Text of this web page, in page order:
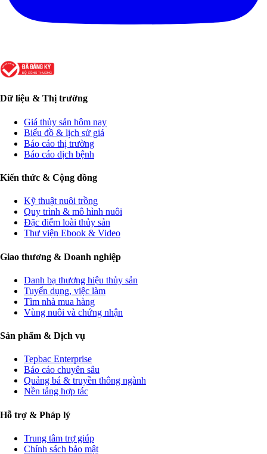
Dữ liệu & Thị trường
Giá thủy sản hôm nay
Biểu đồ & lịch sử giá
Báo cáo thị trường
Báo cáo dịch bệnh
Kiến thức & Cộng đồng
Kỹ thuật nuôi trồng
Quy trình & mô hình nuôi
Đặc điểm loài thủy sản
Thư viện Ebook & Video
Giao thương & Doanh nghiệp
Danh bạ thương hiệu thủy sản
Tuyển dụng, việc làm
Tìm nhà mua hàng
Vùng nuôi và chứng nhận
Sản phẩm & Dịch vụ
Tepbac Enterprise
Báo cáo chuyên sâu
Quảng bá & truyền thông ngành
Nền tảng hợp tác
Hỗ trợ & Pháp lý
Trung tâm trợ giúp
Chính sách bảo mật